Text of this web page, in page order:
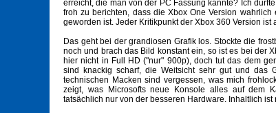
erreicht, die man von der PC Fassung kannte? Ich
froh zu berichten, dass die Xbox One Version
geworden ist. Jeder Kritikpunkt der Xbox 360 Version ist
Das geht bei der grandiosen Grafik los. Stockte die
noch und brach das Bild konstant ein, so ist es bei der
hier nicht in Full HD ("nur" 900p), doch tut das dem
sind knackig scharf, die Weitsicht sehr gut und das
technischen Macken sind vergessen, was mich
zeigt, was Microsofts neue Konsole alles auf dem
tatsächlich nur von der besseren Hardware. Inhaltlich